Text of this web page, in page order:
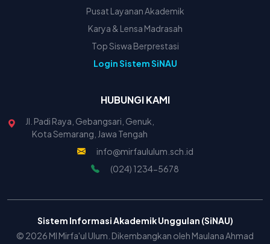
Pusat Layanan Akademik
Karya & Lensa Madrasah
Top Siswa Berprestasi
Login Sistem SiNAU
HUBUNGI KAMI
Jl. Padi Raya, Gebangsari, Genuk,
Kota Semarang, Jawa Tengah
info@mirfaululum.sch.id
(024) 1234-5678
Sistem Informasi Akademik Unggulan (SiNAU)
© 2026 MI Mirfa'ul Ulum. Dikembangkan oleh Maulana Ahmad